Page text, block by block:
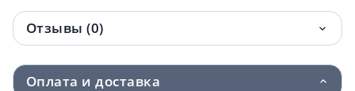
Отзывы (0)
Оплата и доставка